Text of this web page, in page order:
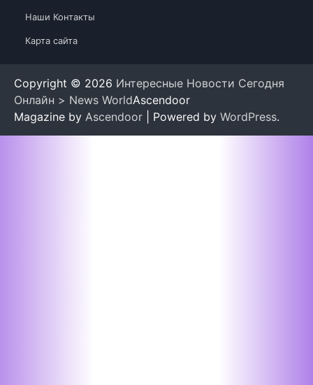
Наши Контакты
Карта сайта
Copyright © 2026 Интересные Новости Сегодня
Онлайн > News WorldAscendoor
Magazine by Ascendoor | Powered by WordPress.